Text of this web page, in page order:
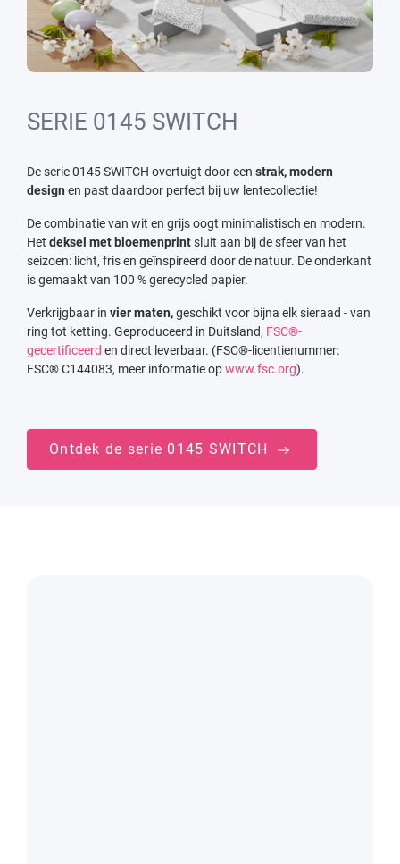
SERIE 0145 SWITCH
De serie 0145 SWITCH overtuigt door een strak, modern
design en past daardoor perfect bij uw lentecollectie!
De combinatie van wit en grijs oogt minimalistisch en modern.
Het deksel met bloemenprintsluit aan bij de sfeer van het
seizoen: licht, fris en geïnspireerd door de natuur. De onderkant
is gemaakt van 100 % gerecycled papier.
Verkrijgbaar in vier maten,geschikt voor bijna elk sieraad - van
ring tot ketting. Geproduceerd in Duitsland, FSC®-
gecertificeerd en direct leverbaar. (FSC®-licentienummer:
FSC® C144083, meer informatie opwww.fsc.org).
Ontdek de serie 0145 SWITCH